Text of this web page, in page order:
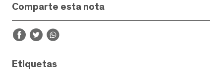
Comparte esta nota
Etiquetas